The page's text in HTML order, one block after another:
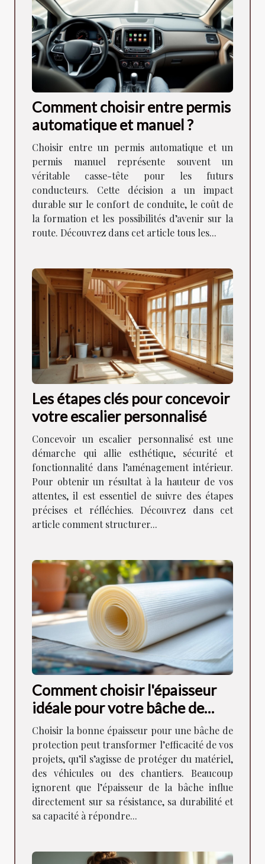
Comment choisir entre permis
automatique et manuel ?
Choisir entre un permis automatique et un
permis manuel représente souvent un
véritable casse-tête pour les futurs
conducteurs. Cette décision a un impact
durable sur le confort de conduite, le coût de
la formation et les possibilités d’avenir sur la
route. Découvrez dans cet article tous les...
Les étapes clés pour concevoir
votre escalier personnalisé
Concevoir un escalier personnalisé est une
démarche qui allie esthétique, sécurité et
fonctionnalité dans l’aménagement intérieur.
Pour obtenir un résultat à la hauteur de vos
attentes, il est essentiel de suivre des étapes
précises et réfléchies. Découvrez dans cet
article comment structurer...
Comment choisir l'épaisseur
idéale pour votre bâche de
protection ?
Choisir la bonne épaisseur pour une bâche de
protection peut transformer l’efficacité de vos
projets, qu’il s’agisse de protéger du matériel,
des véhicules ou des chantiers. Beaucoup
ignorent que l’épaisseur de la bâche influe
directement sur sa résistance, sa durabilité et
sa capacité à répondre...